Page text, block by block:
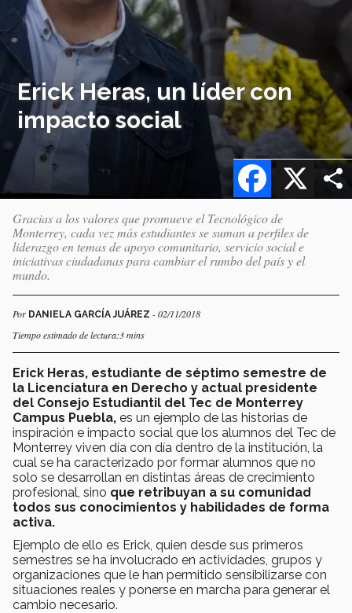
Erick Heras, un líder con
impacto social
X
Facebook
Gracias a los valores que promueve el Tecnológico de
Monterrey, cada vez más estudiantes se suman a perfiles de
liderazgo en temas de apoyo comunitario, servicio social e
iniciativas ciudadanas para cambiar el rumbo del país y el
mundo.
Por DANIELA GARCÍA JUÁREZ - 02/11/2018
Tiempo estimado de lectura:3 mins
Erick Heras, estudiante de séptimo semestre de
la Licenciatura en Derecho y actual presidente
del Consejo Estudiantil del Tec de Monterrey
Campus Puebla, es un ejemplo de las historias de
inspiración e impacto social que los alumnos del Tec de
Monterrey viven día con día dentro de la institución, la
cual se ha caracterizado por formar alumnos que no
solo se desarrollan en distintas áreas de crecimiento
profesional, sino que retribuyan a su comunidad
todos sus conocimientos y habilidades de forma
activa.
Ejemplo de ello es Erick, quien desde sus primeros
semestres se ha involucrado en actividades, grupos y
organizaciones que le han permitido sensibilizarse con
situaciones reales y ponerse en marcha para generar el
cambio necesario.